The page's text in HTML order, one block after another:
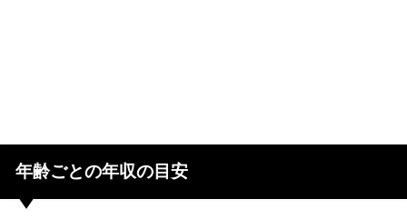
年齢ごとの年収の目安